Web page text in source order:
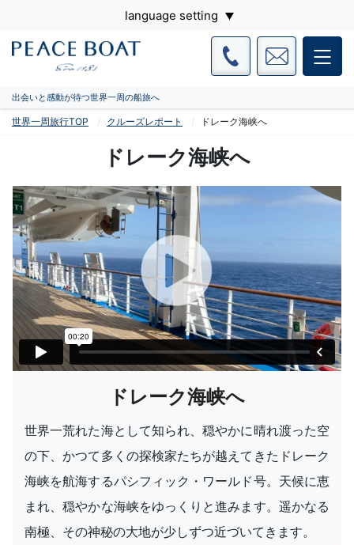
language setting
出会いと感動が待つ世界一周の船旅へ
世界一周旅行TOP クルーズレポート ドレーク海峡へ
ドレーク海峡へ
ドレーク海峡へ
世界一荒れた海として知られ、穏やかに晴れ渡った空
の下、かつて多くの探検家たちが越えてきたドレーク
海峡を航海するパシフィック・ワールド号。天候に恵
まれ、穏やかな海峡をゆっくりと進みます。遥かなる
南極、その神秘の大地が少しずつ近づいてきます。